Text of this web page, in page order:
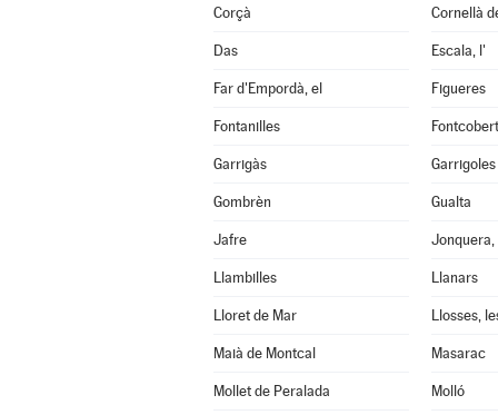
Corçà Cornellà
Das Escala, l'
Far d'Empordà, el Figueres
Fontanilles
Garrigàs Garrigoles
Gombrèn Gualta
Jafre Jonquera,
Llambilles Llanars
Lloret de Mar Llosses,
Maià de Montcal Masarac
Mollet de Peralada Molló